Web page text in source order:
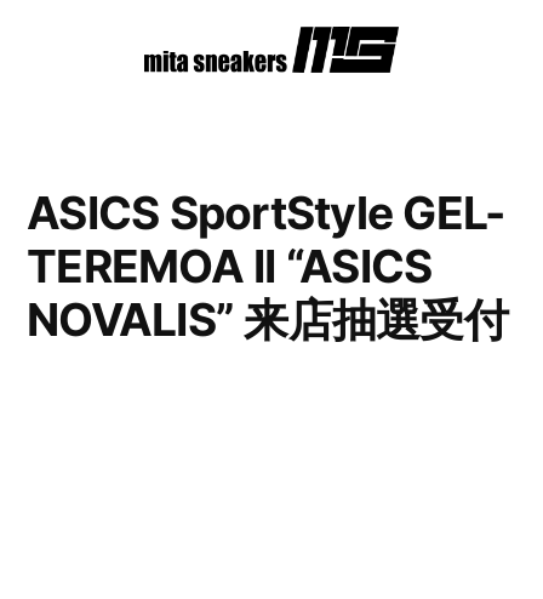
ASICS SportStyle GEL-
TEREMOA II “ASICS
NOVALIS” 来店抽選受付